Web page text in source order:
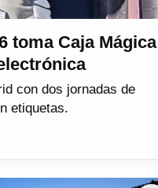
toma Caja Mágica
con dos jornadas de
etiquetas.